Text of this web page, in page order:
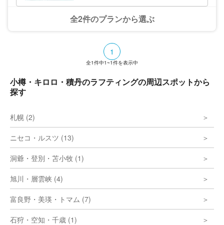
全2件のプランから選ぶ
1
全1件中1~1件を表示中
小樽・キロロ・積丹のラフティングの周辺スポットから
探す
札幌 (2)
ニセコ・ルスツ (13)
洞爺・登別・苫小牧 (1)
旭川・層雲峡 (4)
富良野・美瑛・トマム (7)
石狩・空知・千歳 (1)